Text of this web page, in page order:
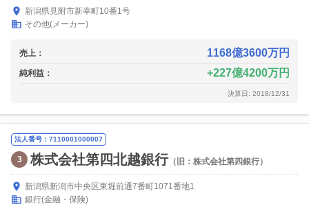
新潟県見附市新幸町10番1号
その他(メーカー)
売上： 1168億3600万円
純利益： 227億4200万円
決算日: 2018/12/31
法人番号：7110001000007
3 株式会社第四北越銀行（旧：株式会社第四銀行）
新潟県新潟市中央区東堀前通7番町1071番地1
銀行(金融・保険)